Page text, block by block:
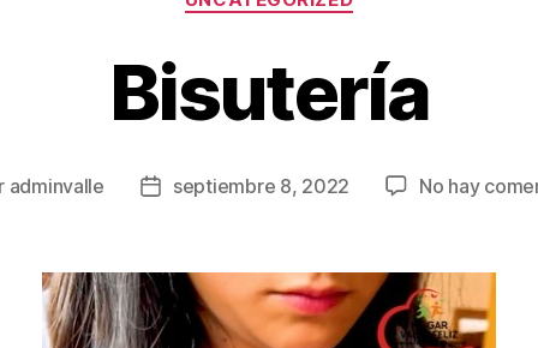
Bisutería
adminvalle septiembre 8, 2022 No hay